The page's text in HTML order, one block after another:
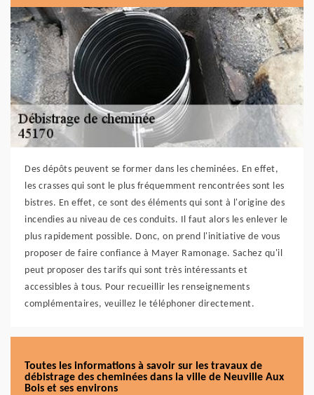
Des dépôts peuvent se former dans les cheminées. En effet,
les crasses qui sont le plus fréquemment rencontrées sont les
bistres. En effet, ce sont des éléments qui sont à l'origine des
incendies au niveau de ces conduits. Il faut alors les enlever le
plus rapidement possible. Donc, on prend l'initiative de vous
proposer de faire confiance à Mayer Ramonage. Sachez qu'il
peut proposer des tarifs qui sont très intéressants et
accessibles à tous. Pour recueillir les renseignements
complémentaires, veuillez le téléphoner directement.
Toutes les informations à savoir sur les travaux de
débistrage des cheminées dans la ville de Neuville Aux
Bois et ses environs